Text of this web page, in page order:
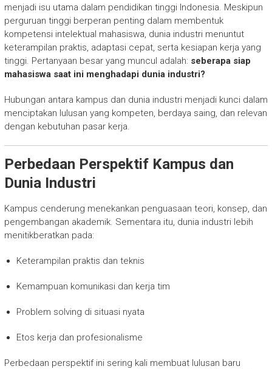
menjadi isu utama dalam pendidikan tinggi Indonesia. Meskipun
perguruan tinggi berperan penting dalam membentuk
kompetensi intelektual mahasiswa, dunia industri menuntut
keterampilan praktis, adaptasi cepat, serta kesiapan kerja yang
tinggi. Pertanyaan besar yang muncul adalah: seberapa siap
mahasiswa saat ini menghadapi dunia industri?
Hubungan antara kampus dan dunia industri menjadi kunci dalam
menciptakan lulusan yang kompeten, berdaya saing, dan relevan
dengan kebutuhan pasar kerja.
Perbedaan Perspektif Kampus dan
Dunia Industri
Kampus cenderung menekankan penguasaan teori, konsep, dan
pengembangan akademik. Sementara itu, dunia industri lebih
menitikberatkan pada:
Keterampilan praktis dan teknis
Kemampuan komunikasi dan kerja tim
Problem solving di situasi nyata
Etos kerja dan profesionalisme
Perbedaan perspektif ini sering kali membuat lulusan baru